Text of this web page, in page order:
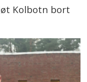
Kolbotn bort